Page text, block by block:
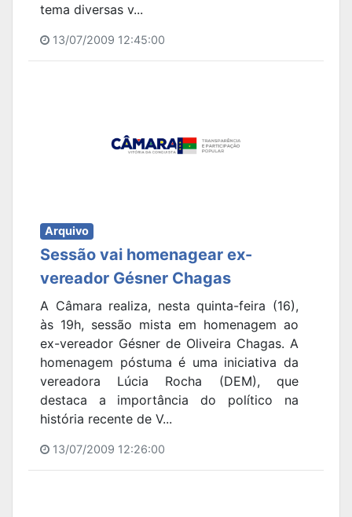
tema diversas v...
13/07/2009 12:45:00
Arquivo
Sessão vai homenagear ex-
vereador Gésner Chagas
A Câmara realiza, nesta quinta-feira (16),
às 19h, sessão mista em homenagem ao
ex-vereador Gésner de Oliveira Chagas. A
homenagem póstuma é uma iniciativa da
vereadora Lúcia Rocha (DEM), que
destaca a importância do político na
história recente de V...
13/07/2009 12:26:00